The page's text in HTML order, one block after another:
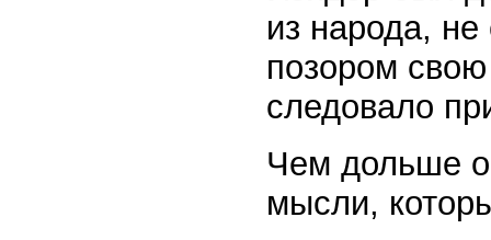
из народа,
позором
следовало
Чем дольше
мысли,